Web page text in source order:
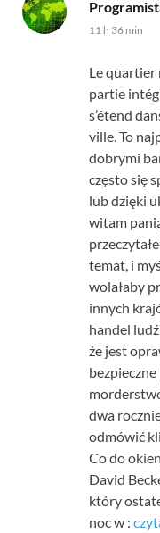
11 h 36 min
Le quartier
partie
s’étend
ville . To
dobrymi
często się
lub dzięki
witam
temat, i
wolałaby
innych
handel
że jest
dwa
odmówić
Co do
David
który
noc w :